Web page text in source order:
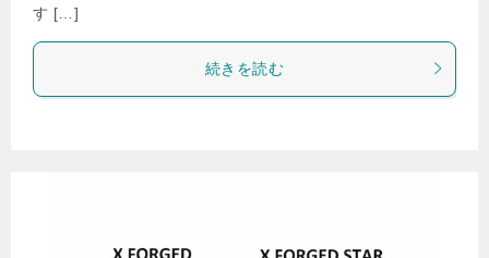
す […]
続きを読む